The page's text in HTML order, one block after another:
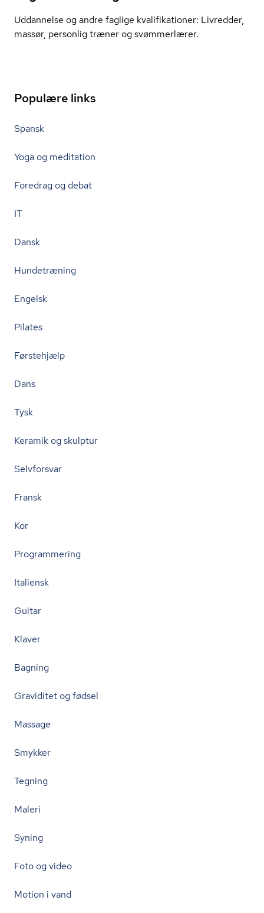
Uddannelse og andre faglige kva­li­fi­ka­tio­ner: Livredder,
massør, personlig træner og svømmerlærer.
Populære links
Spansk
Yoga og meditation
Foredrag og debat
IT
Dansk
Hundetræning
Engelsk
Pilates
Førstehjælp
Dans
Tysk
Keramik og skulptur
Selvforsvar
Fransk
Kor
Programmering
Italiensk
Guitar
Klaver
Bagning
Graviditet og fødsel
Massage
Smykker
Tegning
Maleri
Syning
Foto og video
Motion i vand